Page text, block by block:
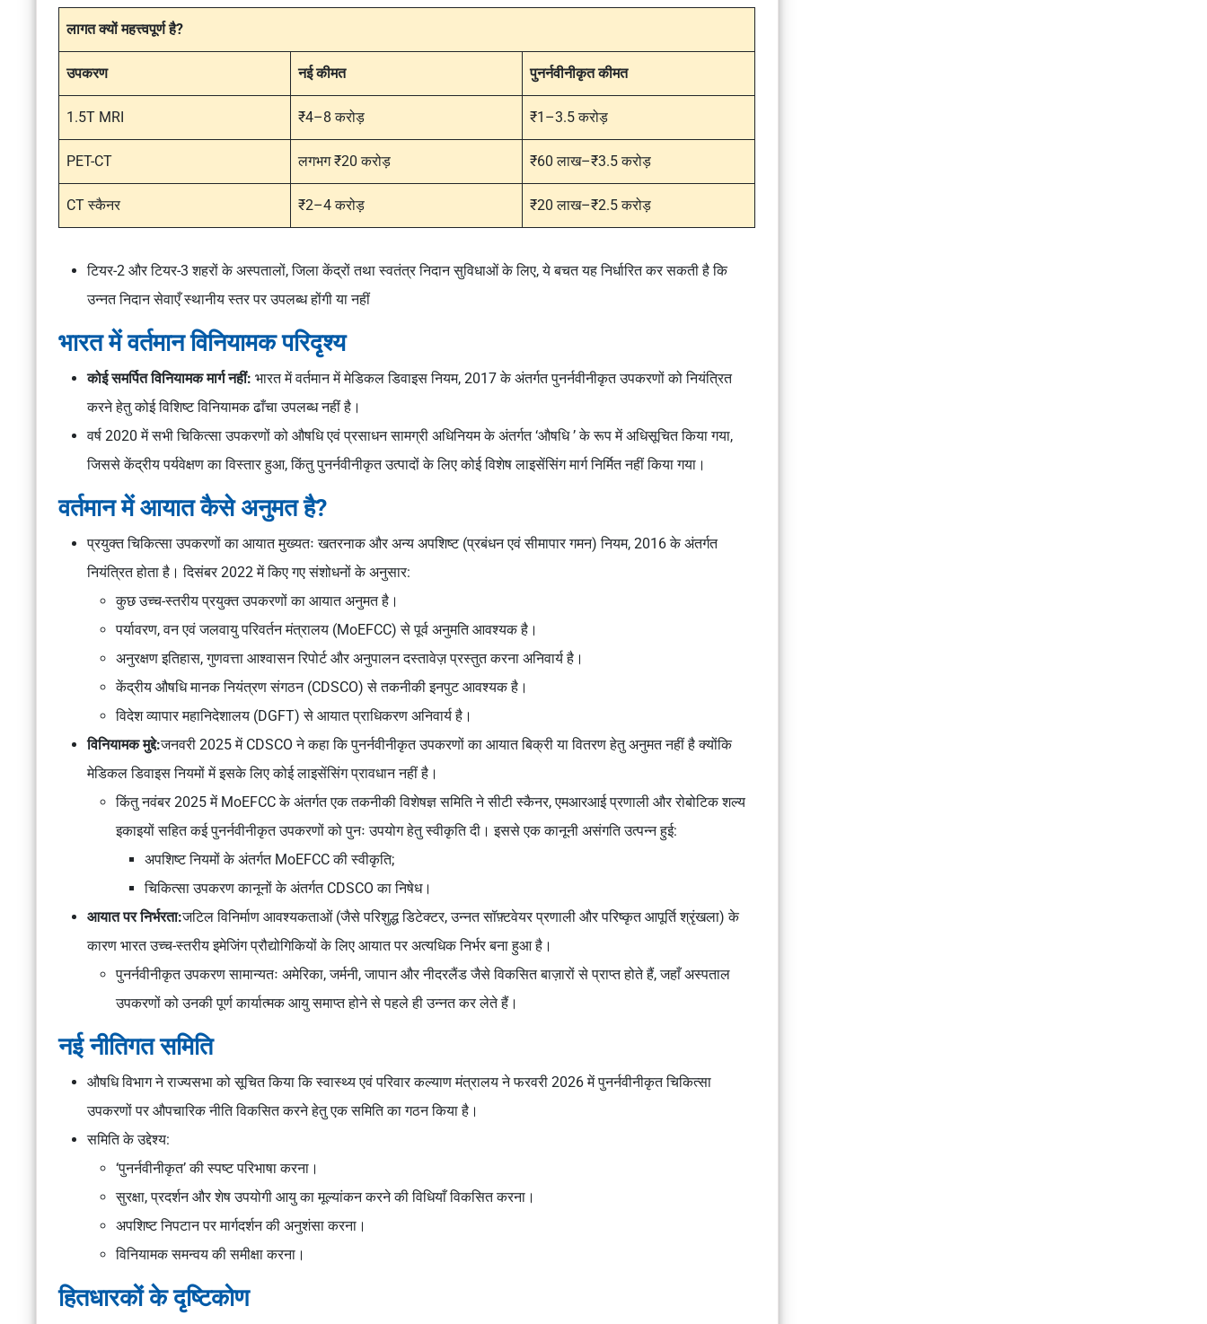
लागत क्यों महत्त्वपूर्ण है?
उपकरण नई कीमत पुनर्नवीनीकृत कीमत
1.5T MRI ₹4–8 करोड़ ₹1–3.5 करोड़
PET-CT लगभग ₹20 करोड़ ₹60 लाख–₹3.5 करोड़
CT स्कैनर ₹2–4 करोड़ ₹20 लाख–₹2.5 करोड़
टियर-2 और टियर-3 शहरों के अस्पतालों, जिला केंद्रों तथा स्वतंत्र निदान सुविधाओं के लिए, ये बचत यह निर्धारित कर सकती है कि
उन्नत निदान सेवाएँ स्थानीय स्तर पर उपलब्ध होंगी या नहीं
भारत में वर्तमान विनियामक परिदृश्य
कोई समर्पित विनियामक मार्ग नहीं: भारत में वर्तमान मेंमेडिकल डिवाइस नियम, 2017के अंतर्गत पुनर्नवीनीकृत उपकरणों को नियंत्रित
करने हेतु कोई विशिष्ट विनियामक ढाँचा उपलब्ध नहीं है।
वर्ष 2020 में सभी चिकित्सा उपकरणों को औषधि एवं प्रसाधन सामग्री अधिनियमके अंतर्गत ‘औषधि’ के रूप में अधिसूचित किया गया,
जिससे केंद्रीय पर्यवेक्षण का विस्तार हुआ, किंतु पुनर्नवीनीकृत उत्पादों के लिए कोई विशेष लाइसेंसिंग मार्ग निर्मित नहीं किया गया।
वर्तमान में आयात कैसे अनुमत है?
प्रयुक्त चिकित्सा उपकरणों का आयात मुख्यतःखतरनाक और अन्य अपशिष्ट (प्रबंधन एवं सीमापार गमन) नियम, 2016के अंतर्गत
नियंत्रित होता है। दिसंबर 2022 में किए गए संशोधनों के अनुसार:
कुछ उच्च-स्तरीय प्रयुक्त उपकरणों का आयात अनुमत है।
पर्यावरण, वन एवं जलवायु परिवर्तन मंत्रालय (MoEFCC) से पूर्व अनुमति आवश्यक है।
अनुरक्षण इतिहास, गुणवत्ता आश्वासन रिपोर्ट और अनुपालन दस्तावेज़ प्रस्तुत करना अनिवार्य है।
केंद्रीय औषधि मानक नियंत्रण संगठन (CDSCO) से तकनीकी इनपुट आवश्यक है।
विदेश व्यापार महानिदेशालय (DGFT) से आयात प्राधिकरण अनिवार्य है।
विनियामक मुद्दे:जनवरी 2025 में CDSCO ने कहा कि पुनर्नवीनीकृत उपकरणों का आयात बिक्री या वितरण हेतु अनुमत नहीं है क्योंकि
मेडिकल डिवाइस नियमोंमें इसके लिए कोई लाइसेंसिंग प्रावधान नहीं है।
किंतु नवंबर 2025 में MoEFCC के अंतर्गत एक तकनीकी विशेषज्ञ समिति ने सीटी स्कैनर, एमआरआई प्रणाली और रोबोटिक शल्य
इकाइयों सहित कई पुनर्नवीनीकृत उपकरणों को पुनः उपयोग हेतु स्वीकृति दी। इससे एक कानूनी असंगति उत्पन्न हुई:
अपशिष्ट नियमों के अंतर्गत MoEFCC की स्वीकृति;
चिकित्सा उपकरण कानूनों के अंतर्गत CDSCO का निषेध।
आयात पर निर्भरता:जटिल विनिर्माण आवश्यकताओं (जैसे परिशुद्ध डिटेक्टर, उन्नत सॉफ़्टवेयर प्रणाली और परिष्कृत आपूर्ति श्रृंखला) के
कारण भारत उच्च-स्तरीय इमेजिंग प्रौद्योगिकियों के लिए आयात पर अत्यधिक निर्भर बना हुआ है।
पुनर्नवीनीकृत उपकरण सामान्यतः अमेरिका, जर्मनी, जापान और नीदरलैंड जैसे विकसित बाज़ारों से प्राप्त होते हैं, जहाँ अस्पताल
उपकरणों को उनकी पूर्ण कार्यात्मक आयु समाप्त होने से पहले ही उन्नत कर लेते हैं।
नई नीतिगत समिति
औषधि विभागने राज्यसभा को सूचित किया किस्वास्थ्य एवं परिवार कल्याण मंत्रालयने फरवरी 2026 में पुनर्नवीनीकृत चिकित्सा
उपकरणों पर औपचारिक नीति विकसित करने हेतु एक समिति का गठन किया है।
समिति के उद्देश्य:
‘पुनर्नवीनीकृत’ की स्पष्ट परिभाषा करना।
सुरक्षा, प्रदर्शन और शेष उपयोगी आयु का मूल्यांकन करने की विधियाँ विकसित करना।
अपशिष्ट निपटान पर मार्गदर्शन की अनुशंसा करना।
विनियामक समन्वय की समीक्षा करना।
हितधारकों के दृष्टिकोण